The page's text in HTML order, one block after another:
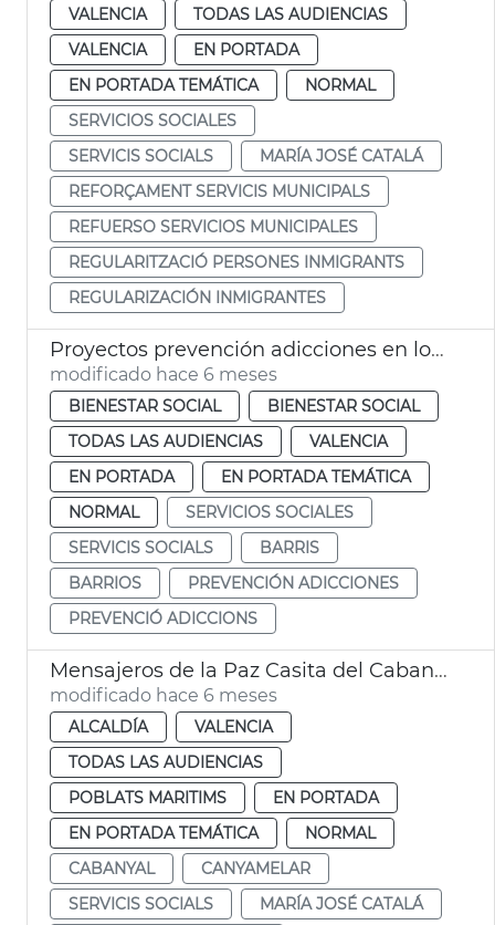
VALENCIA
TODAS LAS AUDIENCIAS
VALENCIA
EN PORTADA
EN PORTADA TEMÁTICA
NORMAL
SERVICIOS SOCIALES
SERVICIS SOCIALS
MARÍA JOSÉ CATALÁ
REFORÇAMENT SERVICIS MUNICIPALS
REFUERSO SERVICIOS MUNICIPALES
REGULARITZACIÓ PERSONES INMIGRANTS
REGULARIZACIÓN INMIGRANTES
Proyectos prevención adicciones en los barrios València
modificado hace 6 meses
BIENESTAR SOCIAL
BIENESTAR SOCIAL
TODAS LAS AUDIENCIAS
VALENCIA
EN PORTADA
EN PORTADA TEMÁTICA
NORMAL
SERVICIOS SOCIALES
SERVICIS SOCIALS
BARRIS
BARRIOS
PREVENCIÓN ADICCIONES
PREVENCIÓ ADICCIONS
Mensajeros de la Paz Casita del Cabanyal Centre Cívic
modificado hace 6 meses
ALCALDÍA
VALENCIA
TODAS LAS AUDIENCIAS
POBLATS MARITIMS
EN PORTADA
EN PORTADA TEMÁTICA
NORMAL
CABANYAL
CANYAMELAR
SERVICIS SOCIALS
MARÍA JOSÉ CATALÁ